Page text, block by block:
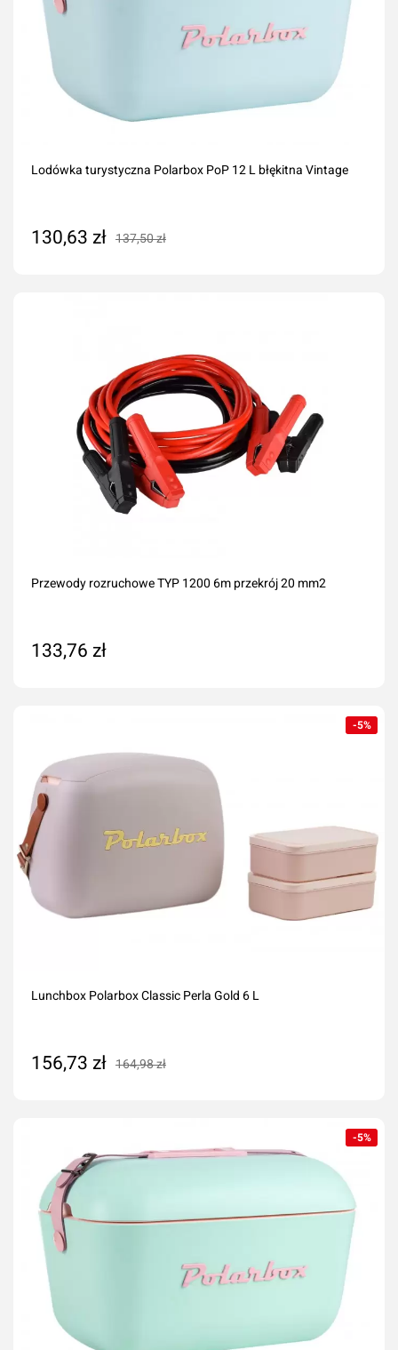
Lodówka turystyczna Polarbox PoP 12 L błękitna Vintage
130,63 zł 137,50 zł
Przewody rozruchowe TYP 1200 6m przekrój 20 mm2
133,76 zł
-5%
Lunchbox Polarbox Classic Perla Gold 6 L
156,73 zł 164,98 zł
-5%